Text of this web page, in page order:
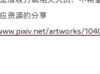
资源的分享
artworks/